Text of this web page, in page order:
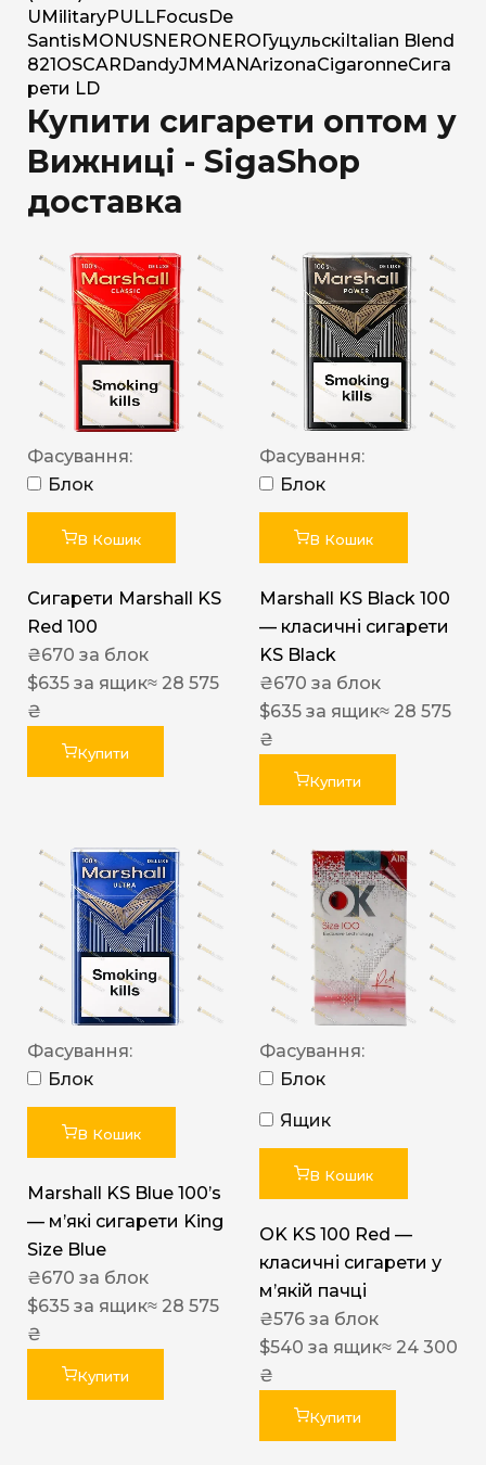
U MilitaryPULLFocus De
Santis MONUSNERO NERO Гуцульскі Italian Blend
821 OSCAR DandyJM MANArizonaCigaronneСига
рети LD
Купити сигарети оптом у
Вижниці - SigaShop
доставка
Фасування:
Блок
В Кошик
Сигарети Marshall KS
Red 100
₴670 за блок
$635 за ящик≈ 28 575
₴
Купити
Фасування:
Блок
В Кошик
Marshall KS Black 100
— класичні сигарети
KS Black
₴670 за блок
$635 за ящик≈ 28 575
₴
Купити
Фасування:
Блок
В Кошик
Marshall KS Blue 100’s
— м’які сигарети King
Size Blue
₴670 за блок
$635 за ящик≈ 28 575
₴
Купити
Фасування:
Блок
Ящик
В Кошик
OK KS 100 Red —
класичні сигарети у
м’якій пачці
₴576 за блок
$540 за ящик≈ 24 300
₴
Купити